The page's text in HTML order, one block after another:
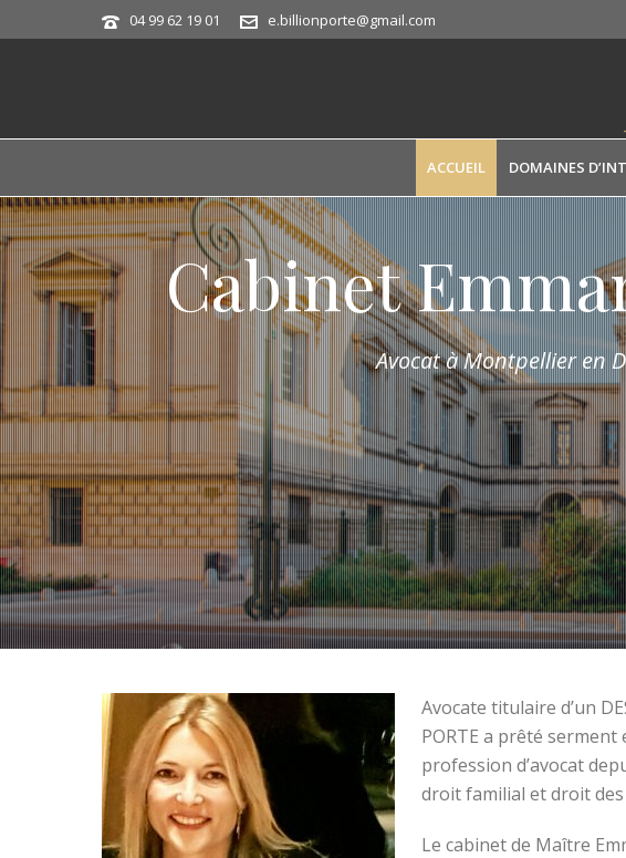
04 99 62 19 01 e.billionporte@gmail.com
ACCUEIL DOMAINES
Cabinet
Avocat à Montpellier en
Avocate titulaire d’un
PORTE a prêté serment
profession d’avocat
droit familial et droit des
Le cabinet de Maître